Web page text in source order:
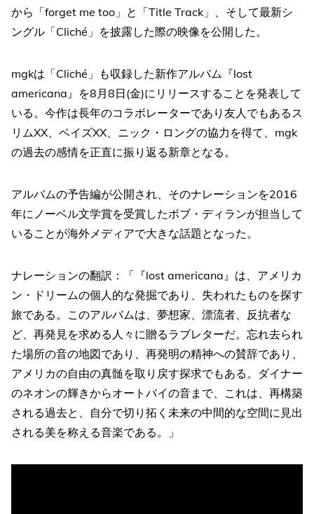
から「forget me too」と「Title Track」、そして最新シ
ングル「Cliché」を披露した際の映像を公開した。
mgkは「Cliché」も収録した新作アルバム『lost
americana』を8月8日(金)にリリースすることを発表して
いる。今作は長年のコラボレーターであり友人でもあるス
リムXX、ベイズXX、ニック・ロングの協力を得て、mgk
の過去の感情を正直に振り返る新章となる。
アルバムの予告編が公開され、そのナレーションを2016
年にノーベル文学賞を受賞したボブ・ディランが担当して
いることが海外メディアで大きな話題となった。
ナレーションの翻訳：「『lost americana』は、アメリカ
ン・ドリームの個人的な発掘であり、失われたものを探す
旅である。このアルバムは、夢想家、漂流者、反抗者な
ど、再発見を求める人々に贈るラブレターだ。忘れ去られ
た場所の音の地図であり、再発明の精神への賛辞であり、
アメリカの自由の真髄を取り戻す探求でもある。ダイナー
のネオンの輝きからオートバイの音まで、これは、再構築
される過去と、自分で切り拓く未来の中間的な空間に見出
される美を称える音楽である。」